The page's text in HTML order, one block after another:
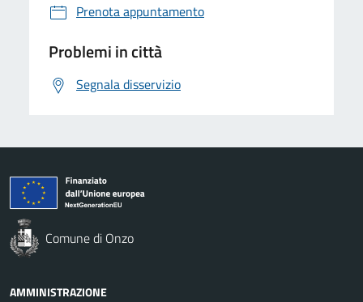
Prenota appuntamento
Problemi in città
Segnala disservizio
Comune di Onzo
AMMINISTRAZIONE